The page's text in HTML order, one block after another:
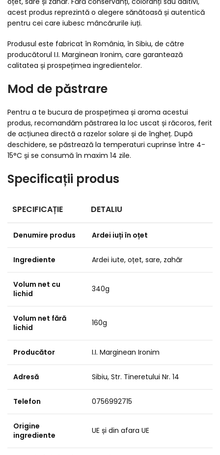
acest produs reprezintă o alegere sănătoasă și autentică
pentru cei care iubesc mâncărurile iuți.
Produsul este fabricat în România, în Sibiu, de către
producătorul I.I. Marginean Ironim, care garantează
calitatea și prospețimea ingredientelor.
Mod de păstrare
Pentru a te bucura de prospețimea și aroma acestui
produs, recomandăm păstrarea la loc uscat și răcoros, ferit
de acțiunea directă a razelor solare și de îngheț. După
deschidere, se păstrează la temperaturi cuprinse între 4-
15°C și se consumă în maxim 14 zile.
Specificații produs
SPECIFICAȚIE DETALIU
Denumire produs Ardei iuți în oțet
Ingrediente Ardei iute, oțet, sare, zahăr
Volum net cu
lichid
340g
Volum net fără
lichid
160g
Producător I.I. Marginean Ironim
Adresă Sibiu, Str. Tineretului Nr. 14
Telefon 0756992715
Origine
ingrediente
UE și din afara UE